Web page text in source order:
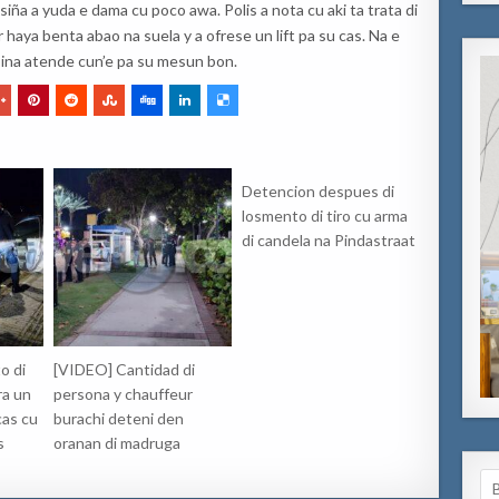
a yuda e dama cu poco awa. Polis a nota cu aki ta trata di
benta abao na suela y a ofrese un lift pa su cas. Na e
atende cun’e pa su mesun bon.
di
un
cu
[VIDEO] Cantidad di
persona y chauffeur
burachi deteni den
oranan di madruga
Detencion despues di
losmento di tiro cu arma
di candela na Pindastraat